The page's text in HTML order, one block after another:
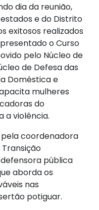
dia da reunião,
e do Distrito
exitosos realizados
o Curso
pelo Núcleo de
de Defesa das
Doméstica e
mulheres
do
a violência.
pela coordenadora
pública
aborda os
nas
potiguar.